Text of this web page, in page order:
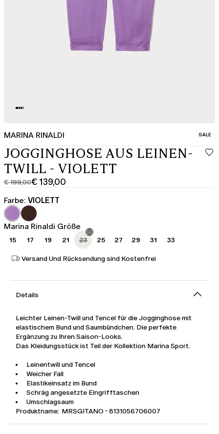
MARINA RINALDI SALE
JOGGINGHOSE AUS LEINEN-
TWILL - VIOLETT
€ 199,00
Ursprünglicher
Preis
€
199,00
€ 139,00
Aktueller
Preis
€
139,00
Farbe: VIOLETT
Marina Rinaldi Größe
15 17 19 21 23 25 27 29 31 33
Versand Und Rücksendung sind Kostenfrei
Details
Leichter Leinen-Twill und Tencel für die Jogginghose mit
elastischem Bund und Saumbündchen. Die perfekte
Ergänzung zu Ihren Saison-Looks.
Das Kleidungsstück ist Teil der Kollektion Marina Sport.
Leinentwill und Tencel
Weicher Fall
Elastikeinsatz im Bund
Schräg angesetzte Eingrifftaschen
Umschlagsaum
Produktname: MRSGITANO - 8131056706007